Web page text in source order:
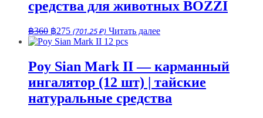
средства для животных BOZZI
฿360 Первоначальная
цена
฿360.
฿275Текущая
цена:
(701.25 ₽) Читать далее
Poy Sian Mark II — карманный
ингалятор (12 шт) | тайские
натуральные средства